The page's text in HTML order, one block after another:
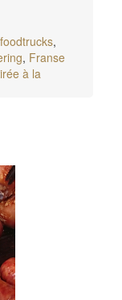
,
, Franse
à la